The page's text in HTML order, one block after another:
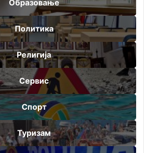
Образовање
Политика
Религија
Сервис
Спорт
Туризам